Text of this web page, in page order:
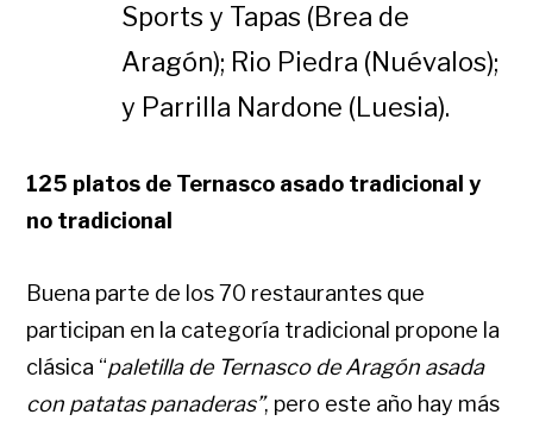
Sports y Tapas (Brea de
Aragón); Rio Piedra (Nuévalos);
y Parrilla Nardone (Luesia).
125 platos de Ternasco asado tradicional y
no tradicional
Buena parte de los 70 restaurantes que
participan en la categoría tradicional propone la
clásica “paletilla de Ternasco de Aragón asada
con patatas panaderas”, pero este año hay más